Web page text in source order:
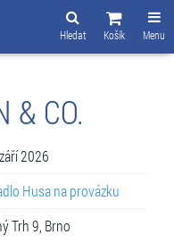
Menu
Košík
Hledat
& CO.
2026
Husa na provázku
Trh 9, Brno